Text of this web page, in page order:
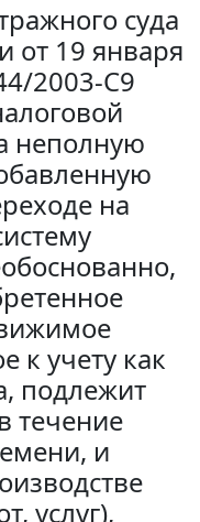
суда
от 19 января
2003-С9
неполную
на
к учету как
подлежит
течение
и
услуг),